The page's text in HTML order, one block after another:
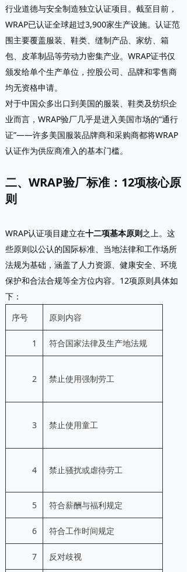
行业道德与安全制造独立认证项目。截至目前，
WRAP已认证全球超过3,900家生产设施。认证范
围主要覆盖服装、鞋类、缝制产品、家纺、箱
包、皮革制品等劳动力密集产业。WRAP证书仅
颁发给单个生产单位，控股公司、品牌和零售商
均无资格申请。
对于中国众多出口到美国的服装、鞋类及纺织企
业而言，WRAP验厂几乎是进入美国市场的“通行
证”——许多美国服装品牌商和采购商都将WRAP
认证作为供应商准入的基本门槛。
二、WRAP验厂标准：12项核心原
则
WRAP认证项目建立在十二项基本原则之上。这
些原则以公认的国际标准、当地法律和工作场所
法规为基础，涵盖了人力资源、健康安全、环境
保护和合法合规等全方位内容。12项原则具体如
下：
序号
原则内容
1 符合国家法律及生产地法规
2 禁止使用强制劳工
3 禁止使用童工
4 禁止骚扰或虐待劳工
5 符合薪酬与福利规定
6 符合工作时间规定
7 反对歧视